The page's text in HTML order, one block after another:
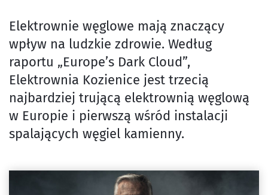
Elektrownie węglowe mają znaczący
wpływ na ludzkie zdrowie. Według
raportu „Europe’s Dark Cloud”,
Elektrownia Kozienice jest trzecią
najbardziej trującą elektrownią węglową
w Europie i pierwszą wśród instalacji
spalających węgiel kamienny.